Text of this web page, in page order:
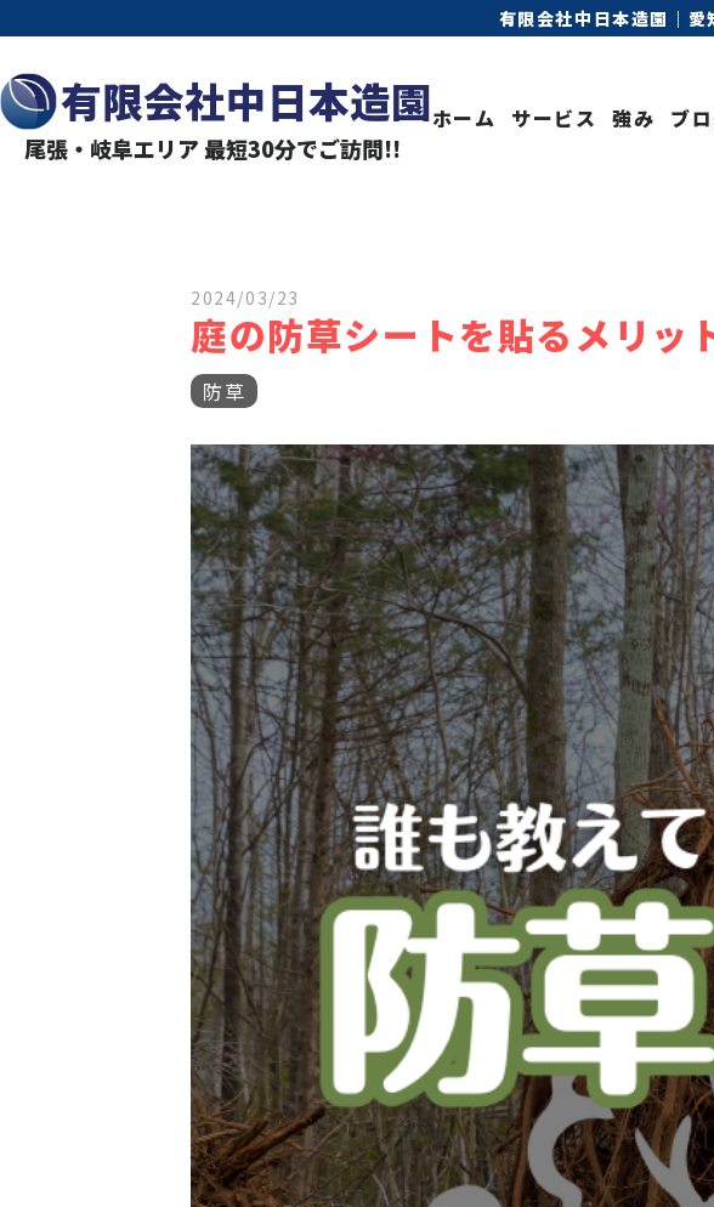
有限会社中日本造園｜
有限会社中日本造園
尾張・岐阜エリア 最短30分でご訪問!!
ホーム サービス 強み ブ
2024/03/23
庭の防草シートを貼るメリッ
防草